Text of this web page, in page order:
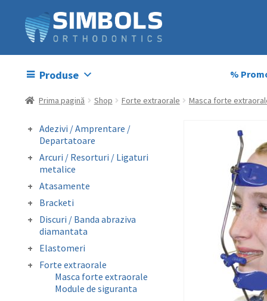
Produse %
Prima pagină Shop Forte extraorale Masca forte
Adezivi / Amprentare /
Departatoare
Adezivi bracketi
Adezivi inel molar
Amprentare
Departatoare
Arcuri / Resorturi / Ligaturi
metalice
Arcuri preformate
fizionomice
Arcuri preformate
metalice
Fire otel drepte
preformate
Resorturi
Atasamente
Butoni colabili
Carlige crimpabile
Contentie
Mini stops
Obiceiuri vicioase
Bracketi
Bracketi autoligaturanti
Bracketi fizionomici
Bracketi metalici
Discuri / Banda abraziva
diamantata
Banda perforata abraziva
metalica diamantata
Elastomeri
Catene
Elastice extraorale
Elastice intraorale
Ligaturi elastice
Forte extraorale
Masca forte extraorale
Module de siguranta